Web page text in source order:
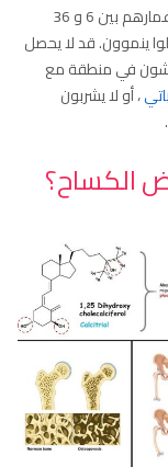
الكُساح هو الأكثر شيوعًا في الأطفال الذين تتراوح أعمارهم بين 6 و 36
ينموون. قد لا يحصل
في منطقة مع
، أو لا يشربون
الكساح؟